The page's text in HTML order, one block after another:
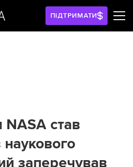
ПІДТРИМАТИ
NASA став
наукового
заперечував